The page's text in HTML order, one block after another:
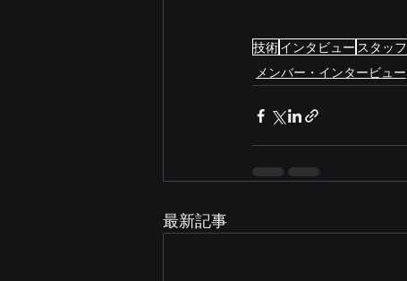
技術インタビュー スタッフ
メンバー・インタービュー
最新記事